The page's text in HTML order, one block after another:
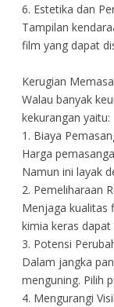
6. Estetika dan
Tampilan
film yang dapat
Kerugian
Walau banyak
kekurangan yaitu:
1. Biaya
Harga
Namun ini layak
2. Pemeliharaan
Menjaga kualitas
kimia keras
3. Potensi
Dalam jangka
menguning. Pilih
4. Mengurangi